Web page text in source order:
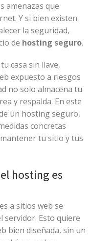
amenazas que
Y si bien existen
la seguridad,
de hosting seguro.
casa sin llave,
expuesto a riesgos
no solo almacena tu
y respalda. En este
un hosting seguro,
concretas
tu sitio y tus
hosting es
a sitios web se
servidor. Esto quiere
bien diseñada, sin un